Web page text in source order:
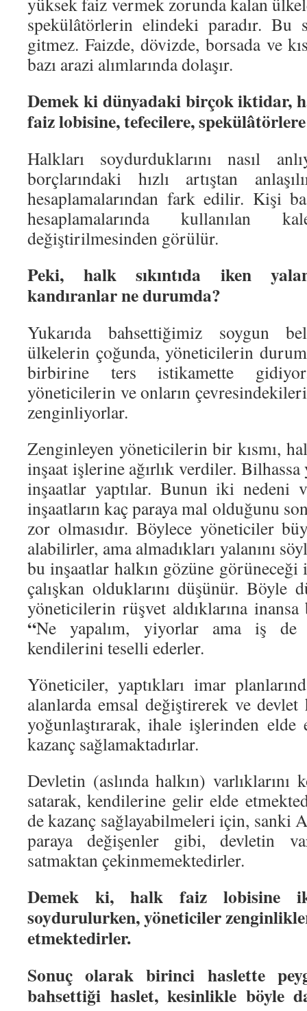
spekülâtörlerin elindeki paradır. Bu
gitmez. Faizde, dövizde, borsada ve
bazı arazi alımlarında dolaşır.
Demek ki dünyadaki birçok iktidar,
faiz lobisine, tefecilere,
Halkları soydurduklarını nasıl
borçlarındaki hızlı artıştan
hesaplamalarından fark edilir. Kişi
hesaplamalarında kullanılan
değiştirilmesinden görülür.
Peki, halk sıkıntıda iken
kandıranlar ne durumda?
Yukarıda bahsettiğimiz soygun
ülkelerin çoğunda, yöneticilerin
birbirine ters istikamette
yöneticilerin ve onların
zenginliyorlar.
Zenginleyen yöneticilerin bir kısmı,
inşaat işlerine ağırlık verdiler.
inşaatlar yaptılar. Bunun iki nedeni
inşaatların kaç paraya mal olduğunu
zor olmasıdır. Böylece yöneticiler
alabilirler, ama almadıkları yalanını
bu inşaatlar halkın gözüne
çalışkan olduklarını düşünür. Böyle
yöneticilerin rüşvet aldıklarına
“Ne yapalım, yiyorlar ama iş de
kendilerini teselli ederler.
Yöneticiler, yaptıkları imar
alanlarda emsal değiştirerek ve
yoğunlaştırarak, ihale işlerinden
kazanç sağlamaktadırlar.
Devletin (aslında halkın)
satarak, kendilerine gelir elde
de kazanç sağlayabilmeleri için, sanki
paraya değişenler gibi, devletin
satmaktan çekinmemektedirler.
Demek ki, halk faiz lobisine
soydurulurken, yöneticiler
etmektedirler.
Sonuç olarak birinci haslette
bahsettiği haslet, kesinlikle böyle